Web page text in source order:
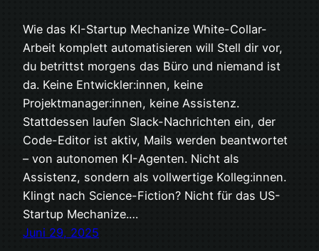
Wie das KI-Startup Mechanize White-Collar-
Arbeit komplett automatisieren will Stell dir vor,
du betrittst morgens das Büro und niemand ist
da. Keine Entwickler:innen, keine
Projektmanager:innen, keine Assistenz.
Stattdessen laufen Slack-Nachrichten ein, der
Code-Editor ist aktiv, Mails werden beantwortet
– von autonomen KI-Agenten. Nicht als
Assistenz, sondern als vollwertige Kolleg:innen.
Klingt nach Science-Fiction? Nicht für das US-
Startup Mechanize.…
Juni 29, 2025